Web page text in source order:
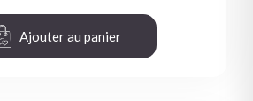
Ajouter au panier